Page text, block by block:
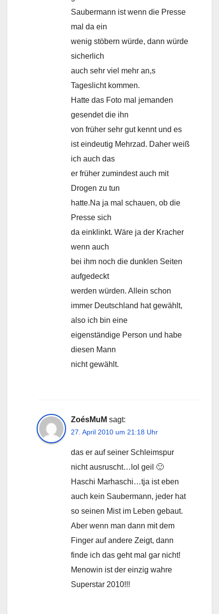
Saubermann ist wenn die Presse
mal da ein
wenig stöbern würde, dann würde
sicherlich
auch sehr viel mehr an,s
Tageslicht kommen.
Hatte das Foto mal jemanden
gesendet die ihn
von früher sehr gut kennt und es
ist eindeutig Mehrzad. Daher weiß
ich auch das
er früher zumindest auch mit
Drogen zu tun
hatte.Na ja mal schauen, ob die
Presse sich
da einklinkt. Wäre ja der Kracher
wenn auch
bei ihm noch die dunklen Seiten
aufgedeckt
werden würden. Allein schon
immer Deutschland hat gewählt,
also ich bin eine
eigenständige Person und habe
diesen Mann
nicht gewählt.
ZoésMuM sagt:
27. April 2010 um 21:18 Uhr
das er auf seiner Schleimspur
nicht ausruscht…lol geil 🙂
Haschi Marhaschi…tja ist eben
auch kein Saubermann, jeder hat
so seinen Mist im Leben gebaut.
Aber wenn man dann mit dem
Finger auf andere Zeigt, dann
finde ich das geht mal gar nicht!
Menowin ist der einzig wahre
Superstar 2010!!!